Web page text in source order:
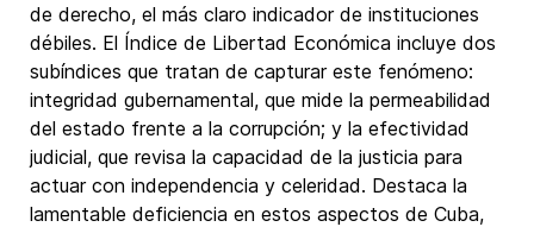
de derecho, el más claro indicador de instituciones
débiles. El Índice de Libertad Económica incluye dos
subíndices que tratan de capturar este fenómeno:
integridad gubernamental, que mide la permeabilidad
del estado frente a la corrupción; y la efectividad
judicial, que revisa la capacidad de la justicia para
actuar con independencia y celeridad. Destaca la
lamentable deficiencia en estos aspectos de Cuba,